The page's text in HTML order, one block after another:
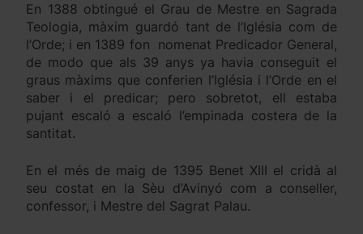
En 1388 obtingué el Grau de Mestre en Sagrada
Teologia, màxim guardó tant de l’Iglésia com de
l’Orde; i en 1389 fon nomenat Predicador General,
de modo que als 39 anys ya havia conseguit el
graus màxims que conferien l’Iglésia i l’Orde en el
saber i el predicar; pero sobretot, ell estaba
pujant escaló a escaló l’empinada costera de la
santitat.
En el més de maig de 1395 Benet XIII el cridà al
seu costat en la Sèu d’Avinyó com a conseller,
confessor, i Mestre del Sagrat Palau.